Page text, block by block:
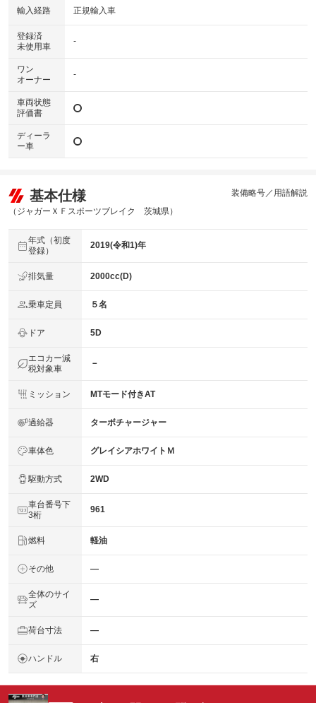
輸入経路 正規輸入車
登録済
未使用車
-
ワン
オーナー
-
車両状態
評価書
ディーラ
ー車
基本仕様
（ジャガーＸＦスポーツブレイク 茨城県）
装備略号／用語解説
年式（初度
登録）
2019(令和1)年
排気量 2000cc(D)
乗車定員 ５名
ドア 5D
エコカー減
税対象車
－
ミッション MTモード付きAT
過給器 ターボチャージャー
車体色 グレイシアホワイトＭ
駆動方式 2WD
車台番号下
3桁
961
燃料 軽油
その他 ―
全体のサイ
ズ
―
荷台寸法 ―
ハンドル 右